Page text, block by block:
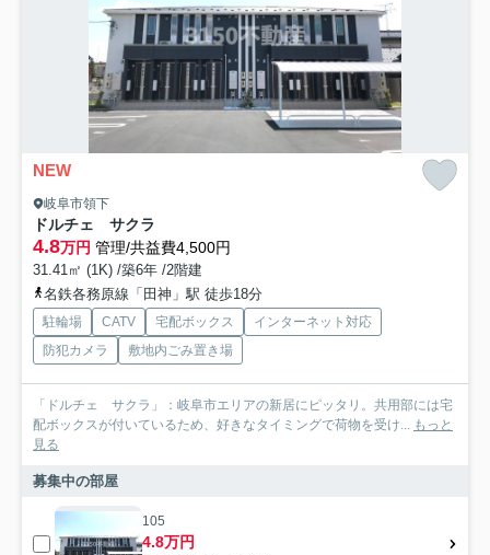
NEW
岐阜市領下
ドルチェ サクラ
4.8万円 管理/共益費4,500円
31.41㎡ (1K) /築6年 /2階建
名鉄各務原線「田神」駅 徒歩18分
駐輪場 CATV 宅配ボックス
インターネット対応
防犯カメラ
敷地内ごみ置き場
「ドルチェ サクラ」：岐阜市エリアの新居にピッタリ。共用部には宅
配ボックスが付いているため、好きなタイミングで荷物を受け... もっと
見る
募集中の部屋
105
4.8万円